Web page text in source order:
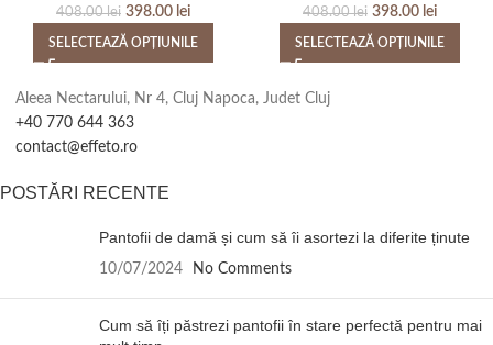
408.00lei 398.00 lei
SELECTEAZĂ OPȚIUNILE
408.00lei 398.00 lei
SELECTEAZĂ OPȚIUNILE
Aleea Nectarului, Nr 4, Cluj Napoca, Judet Cluj
+40 770 644 363
contact@effeto.ro
POSTĂRI RECENTE
Pantofii de damă și cum să îi asortezi la diferite ținute
10/07/2024 No Comments
Cum să îți păstrezi pantofii în stare perfectă pentru mai